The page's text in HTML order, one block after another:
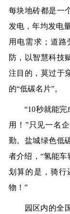
每块地砖都是一
发电，年均发电
用电需求；道
防，以智慧科技
注目的，莫过于
的“低碳名片”。
“10秒就能完
用！”只见一名
勤。盐城绿色低
者介绍，“氢能
划算的是，骑行
物！”
园区内的全国